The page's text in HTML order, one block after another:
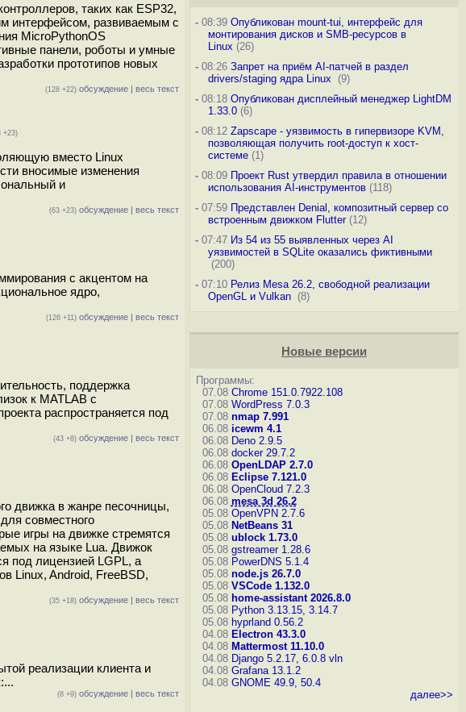
таких как ESP32,
интерфейсом, развиваемым с
MicroPythonOS
панели, роботы и умные
прототипов новых
(128 +22) обсуждение | весь текст
+23)
вместо Linux
вносимые изменения
и
(63 +23) обсуждение | весь текст
с акцентом на
ядро,
(126 +11) обсуждение | весь текст
поддержка
к MATLAB с
распространяется под
(43 +8) обсуждение | весь текст
движка в жанре песочницы,
совместного
игры на движке стремятся
на языке Lua. Движок
под лицензией LGPL, а
Linux, Android, FreeBSD,
(35 +18) обсуждение | весь текст
реализации клиента и
(8 +9) обсуждение | весь текст
-08:39 Опубликован mount-tui, интерфейс для
монтирования дисков и SMB-ресурсов в
Linux (26)
-08:26 Запрет на приём AI-патчей в раздел
drivers/staging ядра Linux
(9)
-08:18 Опубликован дисплейный менеджер LightDM
1.33.0(6)
-08:12 Zapscape - уязвимость в гипервизоре KVM,
позволяющая получить root-доступ к хост-
системе(1)
-08:09 Проект Rust утвердил правила в отношении
использования AI-инструментов(118)
-07:59 Представлен Denial, композитный сервер со
встроенным движком Flutter(12)
-07:47 Из 54 из 55 выявленных через AI
уязвимостей в SQLite оказались фиктивными
(200)
-07:10 Релиз Mesa 26.2, свободной реализации
OpenGL и Vulkan (8)
Новые версии
Программы:
07.08 Chrome 151.0.7922.108
07.08 WordPress 7.0.3
07.08 nmap 7.991
06.08 icewm 4.1
06.08 Deno 2.9.5
06.08 docker 29.7.2
06.08 OpenLDAP 2.7.0
06.08 Eclipse 7.121.0
06.08 OpenCloud 7.2.3
06.08 mesa 3d 26.2
05.08 OpenVPN 2.7.6
05.08 NetBeans 31
05.08 ublock 1.73.0
05.08 gstreamer 1.28.6
05.08 PowerDNS 5.1.4
05.08 node.js 26.7.0
05.08 VSCode 1.132.0
05.08 home-assistant 2026.8.0
05.08 Python 3.13.15, 3.14.7
05.08 hyprland 0.56.2
04.08 Electron 43.3.0
04.08 Mattermost 11.10.0
04.08 Django 5.2.17, 6.0.8 vln
04.08 Grafana 13.1.2
04.08 GNOME 49.9, 50.4
далее>>